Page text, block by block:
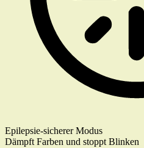
Epilepsie-sicherer Modus
Dämpft Farben und stoppt Blinken